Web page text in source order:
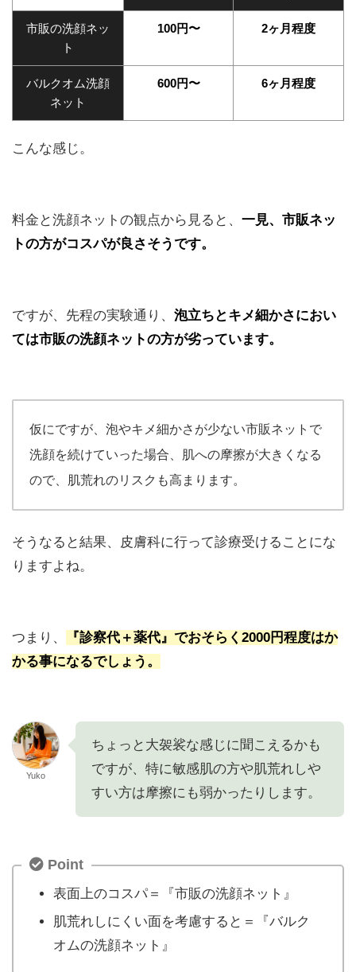
市販の洗顔ネッ
ト
100円〜 2ヶ月程度
バルクオム洗顔
ネット
600円〜 6ヶ月程度
こんな感じ。
料金と洗顔ネットの観点から見ると、 一見、市販ネッ
トの方がコスパが良さそうです。
ですが、先程の実験通り、 泡立ちとキメ細かさにおい
ては市販の洗顔ネットの方が劣っています。
仮にですが、泡やキメ細かさが少ない市販ネットで
洗顔を続けていった場合、肌への摩擦が大きくなる
ので、肌荒れのリスクも高まります。
そうなると結果、皮膚科に行って診療受けることにな
りますよね。
つまり、
『診察代＋薬代』でおそらく2000円程度はか
かる事になるでしょう。
Yuko
ちょっと大袈裟な感じに聞こえるかも
ですが、特に敏感肌の方や肌荒れしや
すい方は摩擦にも弱かったりします。
Point
表面上のコスパ＝『市販の洗顔ネット』
肌荒れしにくい面を考慮すると＝『バルク
オムの洗顔ネット』